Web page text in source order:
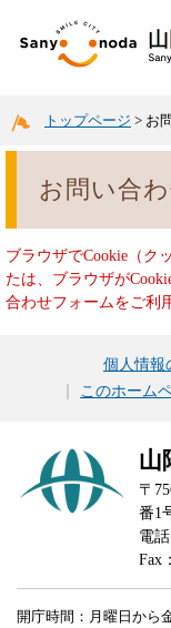
トップページ > お
お問い合
ブラウザでCookie（ク
たは、ブラウザが
合わせフォームをご利
個人情報
このホーム
山
〒
番1
電
Fax
開庁時間：月曜日から